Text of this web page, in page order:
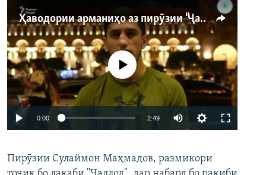
Ҳаводории арманиҳо аз пирӯзии "Ҷаллод"-и тоҷик
Феълан кор намекунад
0:00 2:49
360p
Пирӯзии Сулаймон Маҳмадов, размикори